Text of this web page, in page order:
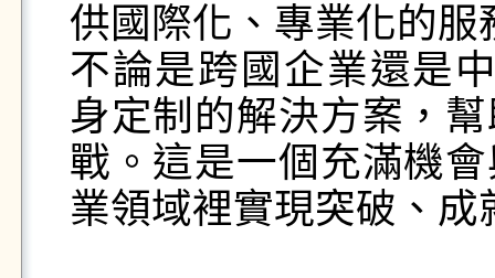
供國際化、專業化的服
不論是跨國企業還是
身定制的解決方案，
戰。這是一個充滿機
業領域裡實現突破、成